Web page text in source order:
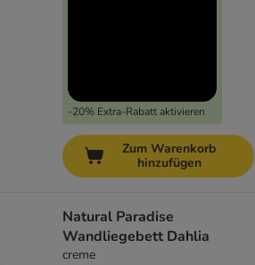
-20% Extra-Rabatt aktivieren
Zum Warenkorb
hinzufügen
Natural Paradise
Wandliegebett Dahlia
creme